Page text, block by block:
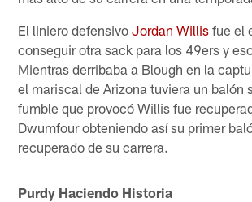
El liniero defensivoJordan Willis fue el
conseguir otra sack para los 49ers y
Mientras derribaba a Blough en la
el mariscal de Arizona tuviera un balón
fumble que provocó Willis fue
Dwumfour obteniendo así su primer
recuperado de su carrera.
Purdy Haciendo Historia